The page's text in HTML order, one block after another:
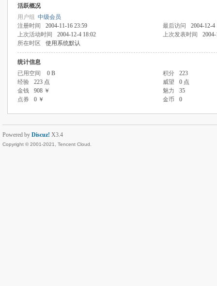
活跃概况
用户组 中级会员
注册时间
2004-11-16 23:59 最后访问
2004-12-4
上次活动时间
2004-12-4 18:02 上次发表时间
所在时区
使用系统默认
统计信息
已用空间
0 B 积分
223
经验
223 点 威望
0 点
金钱
908 ￥ 魅力
35
点券
0 ￥ 金币 0
Powered by Discuz! X3.4
Copyright © 2001-2021, Tencent Cloud.